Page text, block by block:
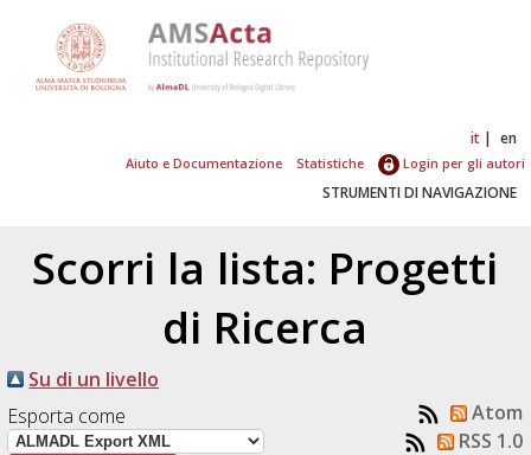
it en
Aiuto e Documentazione Statistiche Login per gli autori
STRUMENTI DI NAVIGAZIONE
Scorri la lista: Progetti
di Ricerca
Su di un livello
Esporta come
Atom
RSS 1.0